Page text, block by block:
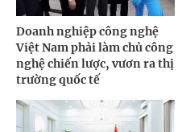
Doanh nghiệp công nghệ
Việt Nam phải làm chủ công
nghệ chiến lược, vươn ra thị
trường quốc tế